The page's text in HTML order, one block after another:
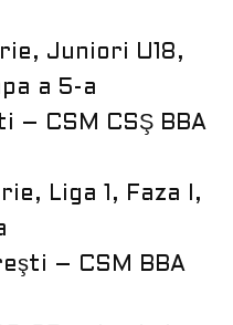
Juniori U18,
a 5-a
– CSM CSŞ BBA
Liga 1, Faza I,
– CSM BBA